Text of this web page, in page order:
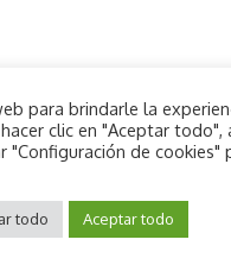
Aceptar
para brindarle la
clic en "Aceptar
"Configuración de cookies"
todo Aceptar todo